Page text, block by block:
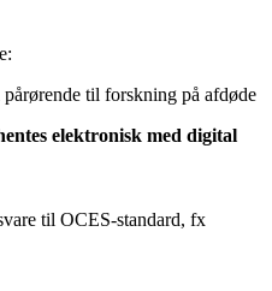
til forskning på afdøde
elektronisk med digital
til OCES-standard, fx